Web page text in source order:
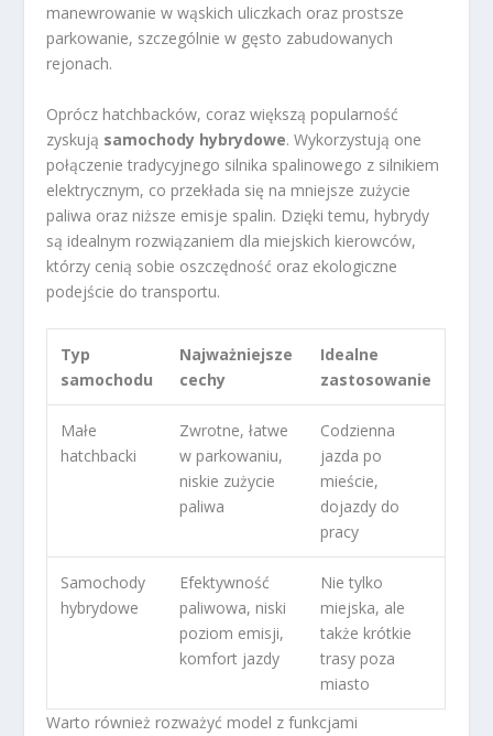
manewrowanie w wąskich uliczkach oraz prostsze
parkowanie, szczególnie w gęsto zabudowanych
rejonach.
Oprócz hatchbacków, coraz większą popularność
zyskują samochody hybrydowe. Wykorzystują one
połączenie tradycyjnego silnika spalinowego z silnikiem
elektrycznym, co przekłada się na mniejsze zużycie
paliwa oraz niższe emisje spalin. Dzięki temu, hybrydy
są idealnym rozwiązaniem dla miejskich kierowców,
którzy cenią sobie oszczędność oraz ekologiczne
podejście do transportu.
Typ
samochodu
Najważniejsze
cechy
Idealne
zastosowanie
Małe
hatchbacki
Zwrotne, łatwe
w parkowaniu,
niskie zużycie
paliwa
Codzienna
jazda po
mieście,
dojazdy do
pracy
Samochody
hybrydowe
Efektywność
paliwowa, niski
poziom emisji,
komfort jazdy
Nie tylko
miejska, ale
także krótkie
trasy poza
miasto
Warto również rozważyć model z funkcjami